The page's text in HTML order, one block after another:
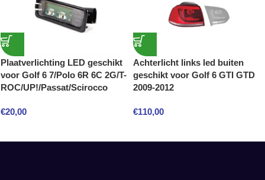
Plaatverlichting LED geschikt
voor Golf 6 7/Polo 6R 6C 2G/T-
ROC/UP!/Passat/Scirocco
€20,00
Achterlicht links led buiten
geschikt voor Golf 6 GTI GTD
2009-2012
€110,00